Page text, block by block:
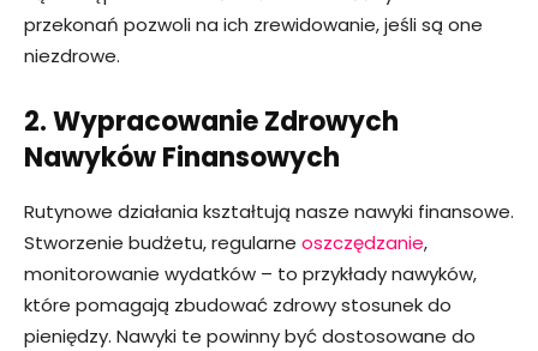
przekonań pozwoli na ich zrewidowanie, jeśli są one
niezdrowe.
2. Wypracowanie Zdrowych
Nawyków Finansowych
Rutynowe działania kształtują nasze nawyki finansowe.
Stworzenie budżetu, regularne oszczędzanie,
monitorowanie wydatków – to przykłady nawyków,
które pomagają zbudować zdrowy stosunek do
pieniędzy. Nawyki te powinny być dostosowane do